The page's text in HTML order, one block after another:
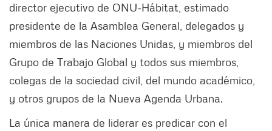
director ejecutivo de ONU-Hábitat, estimado
presidente de la Asamblea General, delegados y
miembros de las Naciones Unidas, y miembros del
Grupo de Trabajo Global y todos sus miembros,
colegas de la sociedad civil, del mundo académico,
y otros grupos de la Nueva Agenda Urbana.
La única manera de liderar es predicar con el